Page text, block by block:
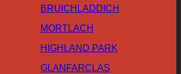
BRUICHLADDICH
MORTLACH
HIGHLAND PARK
GLANFARCLAS